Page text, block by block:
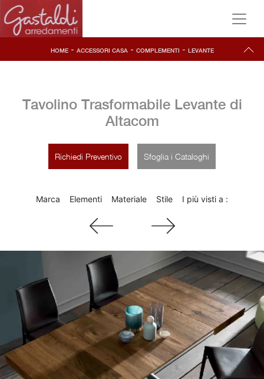
HOME- ACCESSORI CASA- COMPLEMENTI - LEVANTE
Tavolino Trasformabile Levante di
Altacom
Richiedi Preventivo Sfoglia i Cataloghi
Marca Elementi Materiale Stile I più visti a :